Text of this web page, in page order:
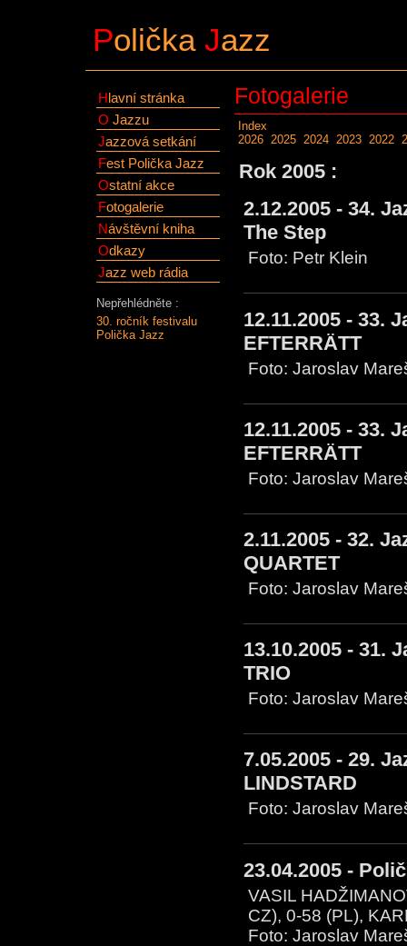
Polička Jazz
Hlavní stránka
O Jazzu
Jazzová setkání
Fest Polička Jazz
Ostatní akce
Fotogalerie
Návštěvní kniha
Odkazy
Jazz web rádia
Nepřehlédněte :
30. ročník festivalu
Polička Jazz
Fotogalerie
Index
2026 2025 2024 2023 2022
Rok 2005 :
2.12.2005 - 34.
The Step
Foto: Petr Klein
12.11.2005 - 33.
EFTERRÄTT
Foto: Jaroslav
12.11.2005 - 33.
EFTERRÄTT
Foto: Jaroslav
2.11.2005 - 32.
QUARTET
Foto: Jaroslav
13.10.2005 - 31.
TRIO
Foto: Jaroslav
7.05.2005 - 29.
LINDSTARD
Foto: Jaroslav
23.04.2005 -
VASIL
CZ), 0-58 (PL),
Foto: Jaroslav